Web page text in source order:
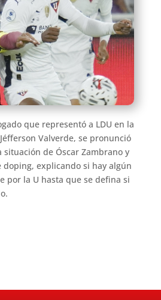
que representó a LDU en la
Valverde, se pronunció
situación de Óscar Zambrano y
doping, explicando si hay algún
por la U hasta que se defina si